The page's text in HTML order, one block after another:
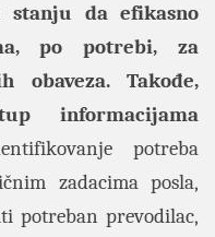
da efikasno
po potrebi, za
obaveza. Takođe,
informacijama
potreba
zadacima posla,
potreban prevodilac,